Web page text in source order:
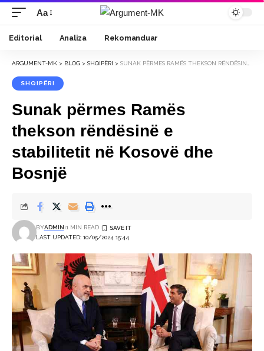
Font
Resizer
Aa
Editorial Analiza Rekomanduar
ARGUMENT-MK > BLOG > SHQIPËRI > SUNAK PËRMES RAMËS THEKSON RËNDËSINË E STABILITETIT NË KOSOVË DHE BOSNJË
SHQIPËRI
Sunak përmes Ramës
thekson rëndësinë e
stabilitetit në Kosovë dhe
Bosnjë
LAST UPDATED: 10/05/2024 15:44
BYADMIN 1 MIN READ